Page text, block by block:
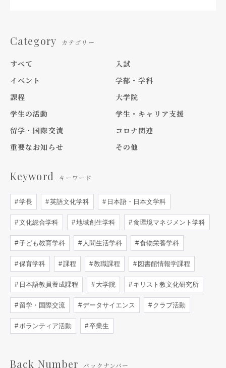
Category カテゴリー
すべて
入試
イベント
学部・学科
課程
大学院
学生の活動
学生・キャリア支援
留学・国際交流
コロナ関連
重要なお知らせ
その他
Keyword キーワード
学長 英語文化学科 日本語・日本文学科
文化総合学科 地域創生学科 食環境マネジメント学科
子ども教育学科 人間生活学科 食物栄養学科
保育学科 課程 教職課程 図書館情報学課程
日本語教員養成課程 大学院 キリスト教文化研究所
留学・国際交流 データサイエンス クラブ活動
ボランティア活動 卒業生
Back Number バックナンバー